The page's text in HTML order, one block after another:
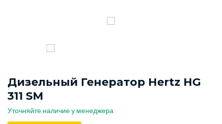
Дизельный Генератор Hertz HG
311 SM
Уточняйте наличие у менеджера